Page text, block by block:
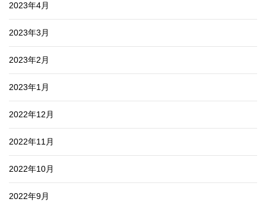
2023年4月
2023年3月
2023年2月
2023年1月
2022年12月
2022年11月
2022年10月
2022年9月